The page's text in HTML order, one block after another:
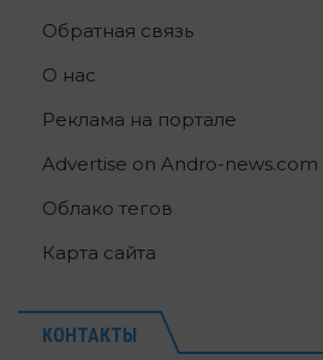
Обратная связь
О нас
Реклама на портале
Advertise on Andro-news.com
Облако тегов
Карта сайта
КОНТАКТЫ